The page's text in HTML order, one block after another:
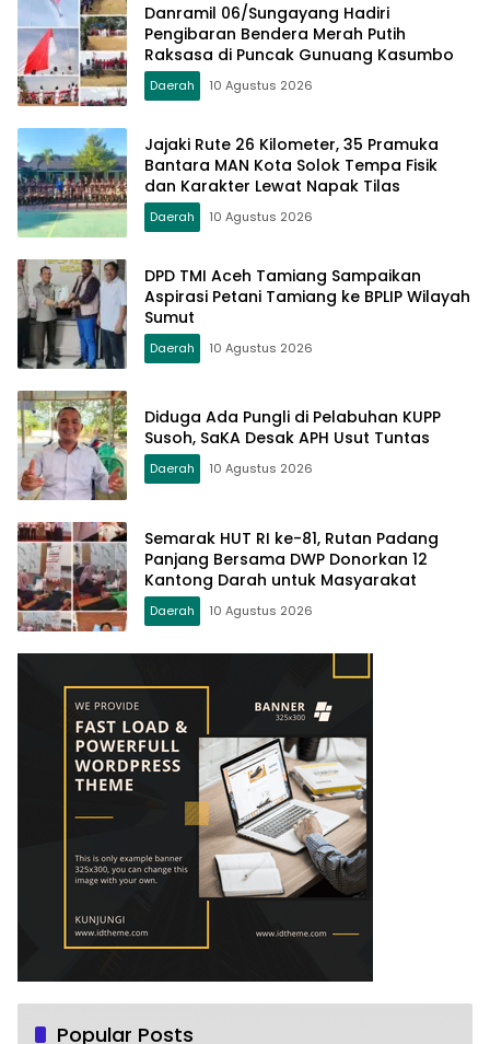
Danramil 06/Sungayang Hadiri
Pengibaran Bendera Merah Putih
Raksasa di Puncak Gunuang Kasumbo
Daerah 10 Agustus 2026
Jajaki Rute 26 Kilometer, 35 Pramuka
Bantara MAN Kota Solok Tempa Fisik
dan Karakter Lewat Napak Tilas
Daerah 10 Agustus 2026
DPD TMI Aceh Tamiang Sampaikan
Aspirasi Petani Tamiang ke BPLIP Wilayah
Sumut
Daerah 10 Agustus 2026
Diduga Ada Pungli di Pelabuhan KUPP
Susoh, SaKA Desak APH Usut Tuntas
Daerah 10 Agustus 2026
Semarak HUT RI ke-81, Rutan Padang
Panjang Bersama DWP Donorkan 12
Kantong Darah untuk Masyarakat
Daerah 10 Agustus 2026
Popular Posts